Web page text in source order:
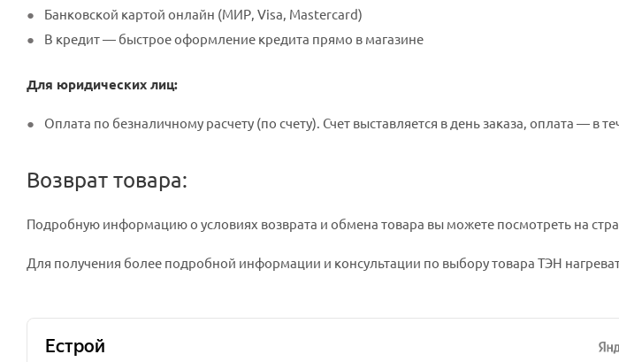
Банковской картой онлайн (МИР, Visa, Mastercard)
В кредит — быстрое оформление кредита прямо в магазине
Для юридических лиц:
Оплата по безналичному расчету (по счету). Счет выставляется в день заказа, оплата — в
Возврат товара:
Подробную информацию о условиях возврата и обмена товара вы можете посмотреть на
Для получения более подробной информации и консультации по выбору товара ТЭН